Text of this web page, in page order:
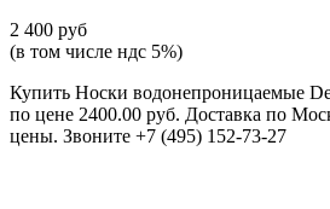
2 400 руб
(в том числе ндс 5%)
Купить Носки водонепроницаемые
по цене 2400.00 руб. Доставка по
цены. Звоните +7 (495) 152-73-27